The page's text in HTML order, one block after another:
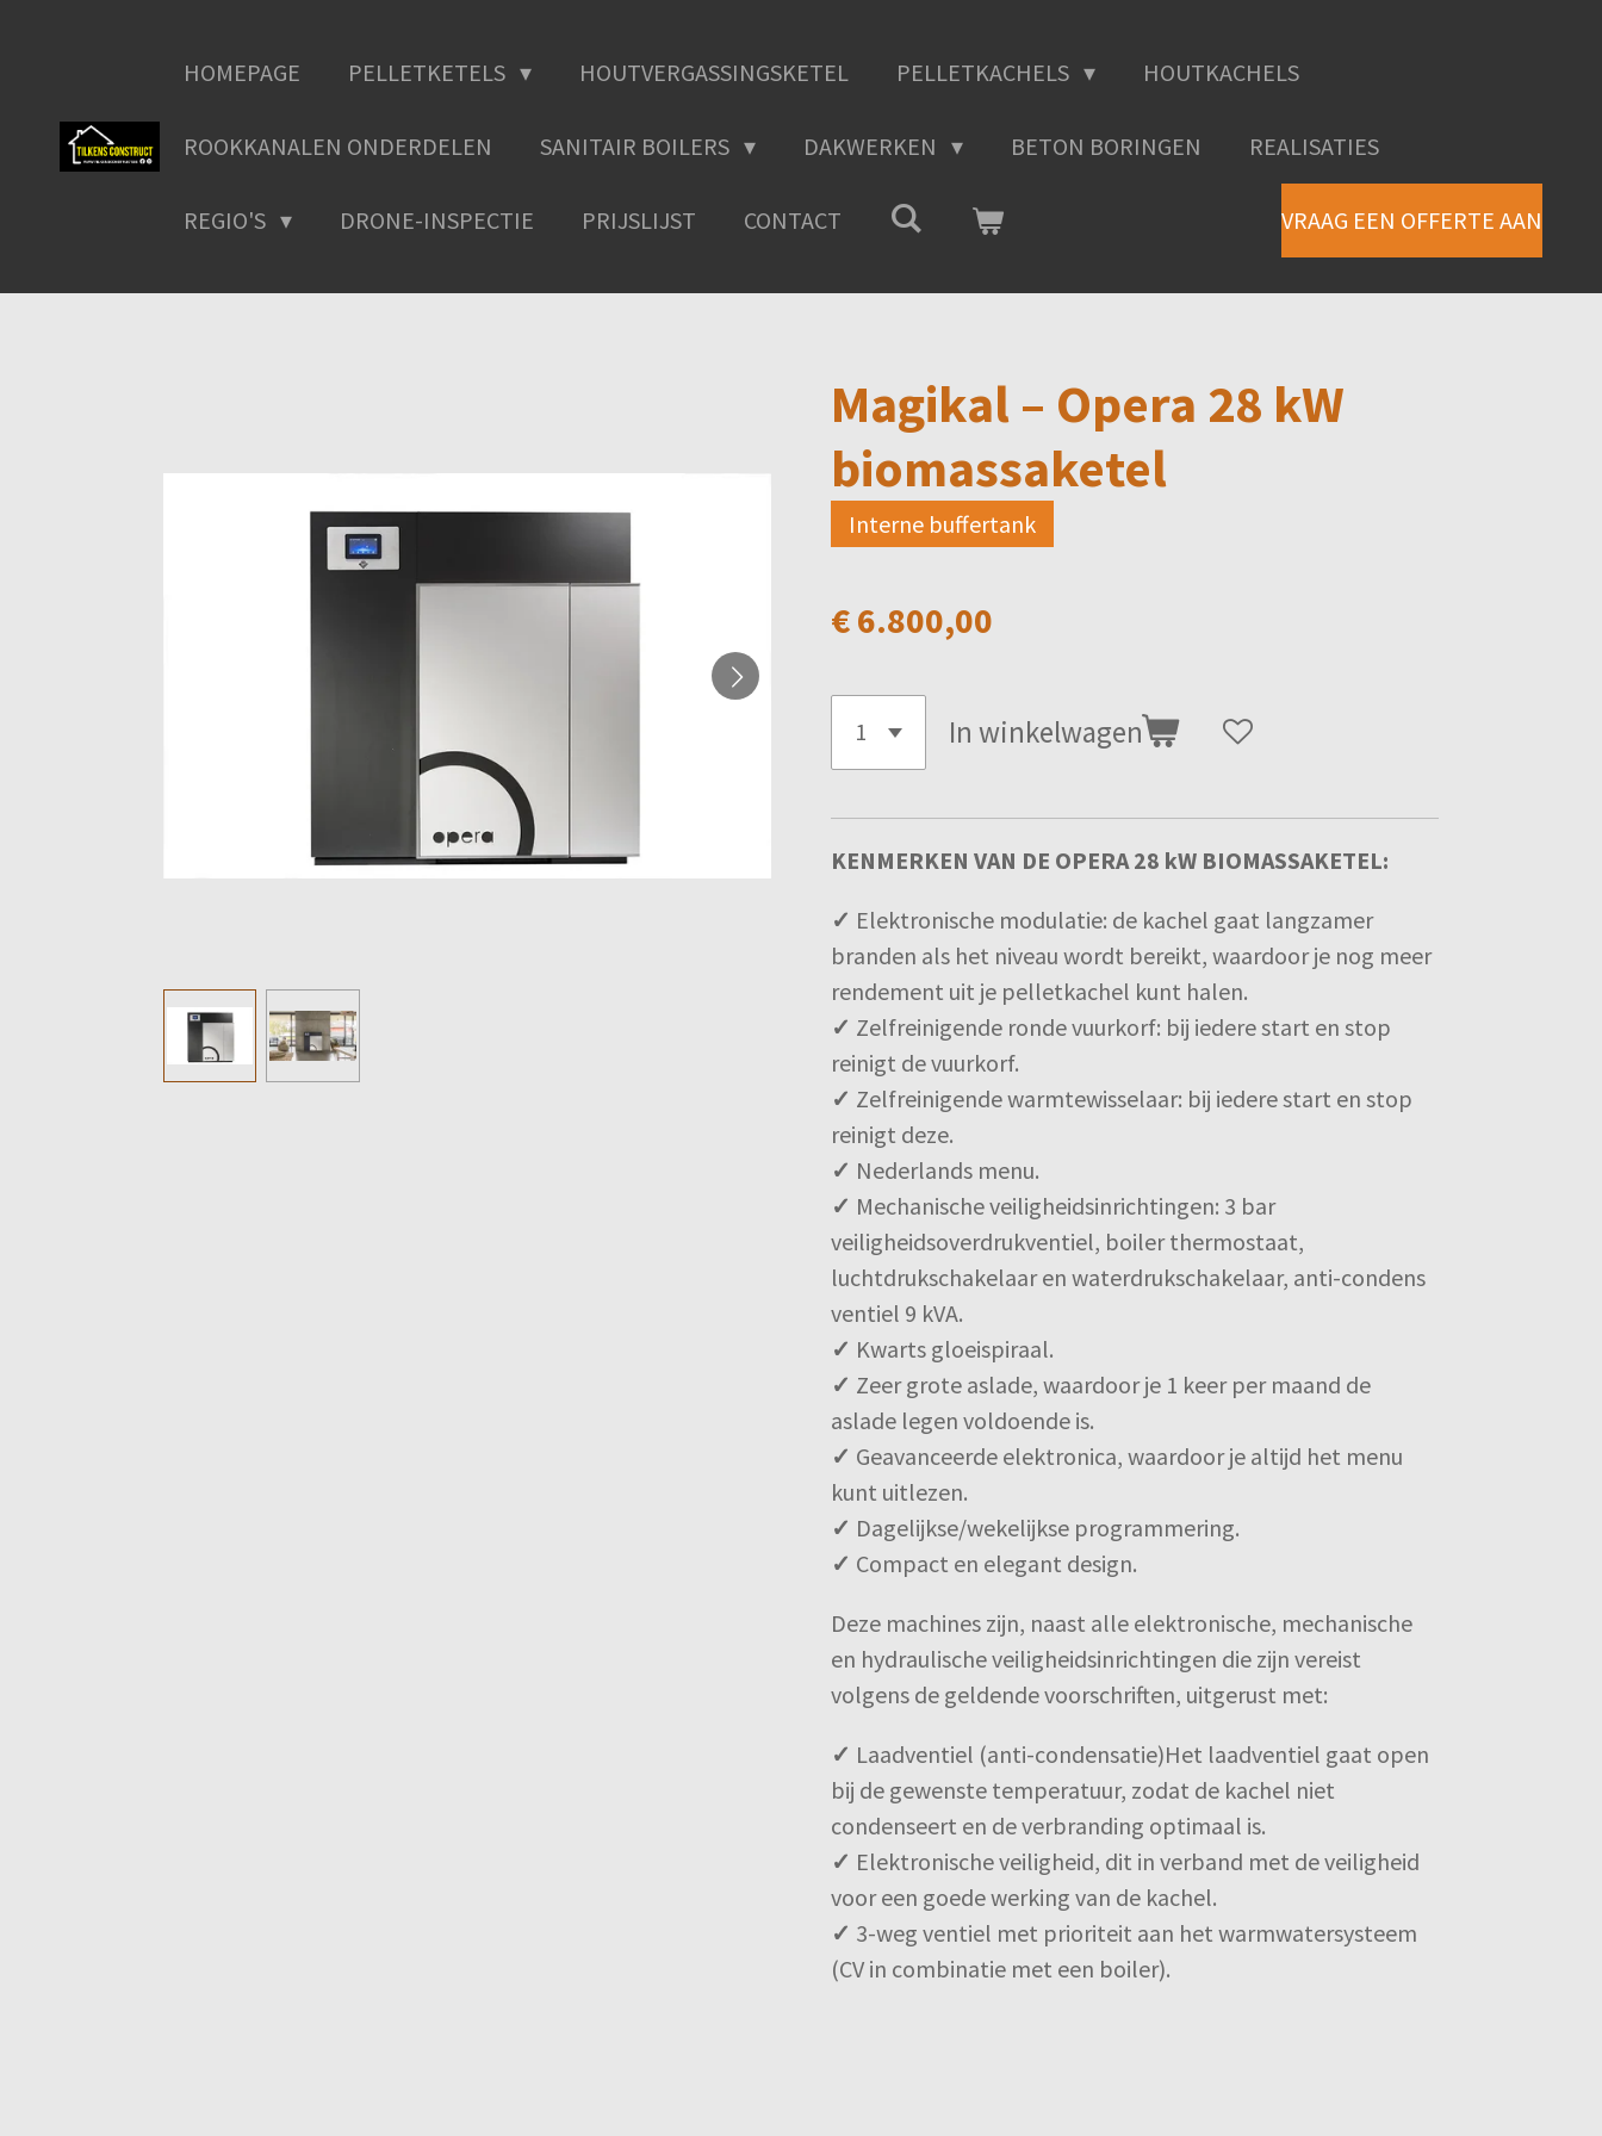
hoofdinhoud
HOMEPAGE PELLETKETELS HOUTVERGASSINGSKETEL PELLETKACHELS HOUTKACHELS
ROOKKANALEN ONDERDELEN SANITAIR BOILERS DAKWERKEN BETON BORINGEN REALISATIES
REGIO'S DRONE-INSPECTIE PRIJSLIJST CONTACT VRAAG EEN OFFERTE AAN
Magikal – Opera 28 kW
biomassaketel
Interne buffertank
€ 6.800,00
In winkelwagen
KENMERKEN VAN DE OPERA 28 kW BIOMASSAKETEL:
✓ Elektronische modulatie: de kachel gaat langzamer
branden als het niveau wordt bereikt, waardoor je nog meer
rendement uit je pelletkachel kunt halen.
✓ Zelfreinigende ronde vuurkorf: bij iedere start en stop
reinigt de vuurkorf.
✓ Zelfreinigende warmtewisselaar: bij iedere start en stop
reinigt deze.
✓ Nederlands menu.
✓ Mechanische veiligheidsinrichtingen: 3 bar
veiligheidsoverdrukventiel, boiler thermostaat,
luchtdrukschakelaar en waterdrukschakelaar, anti-condens
ventiel 9 kVA.
✓ Kwarts gloeispiraal.
✓ Zeer grote aslade, waardoor je 1 keer per maand de
aslade legen voldoende is.
✓ Geavanceerde elektronica, waardoor je altijd het menu
kunt uitlezen.
✓ Dagelijkse/wekelijkse programmering.
✓ Compact en elegant design.
Deze machines zijn, naast alle elektronische, mechanische
en hydraulische veiligheidsinrichtingen die zijn vereist
volgens de geldende voorschriften, uitgerust met:
✓ Laadventiel (anti-condensatie)Het laadventiel gaat open
bij de gewenste temperatuur, zodat de kachel niet
condenseert en de verbranding optimaal is.
✓ Elektronische veiligheid, dit in verband met de veiligheid
voor een goede werking van de kachel.
✓ 3-weg ventiel met prioriteit aan het warmwatersysteem
(CV in combinatie met een boiler).